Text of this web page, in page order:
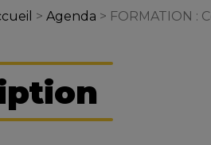
> Agenda > FORMATION :